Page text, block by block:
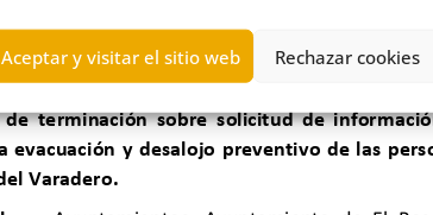
Aceptar y visitar el sitio web Rechazar cookies